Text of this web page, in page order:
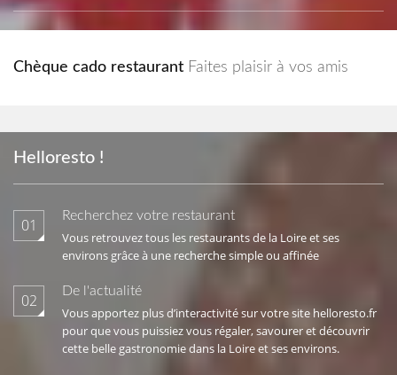
Chèque cado restaurant Faites plaisir à vos amis
Helloresto !
01 Recherchez votre restaurant
Vous retrouvez tous les restaurants de la Loire et ses
environs grâce à une recherche simple ou affinée
02 De l'actualité
Vous apportez plus d’interactivité sur votre site helloresto.fr
pour que vous puissiez vous régaler, savourer et découvrir
cette belle gastronomie dans la Loire et ses environs.